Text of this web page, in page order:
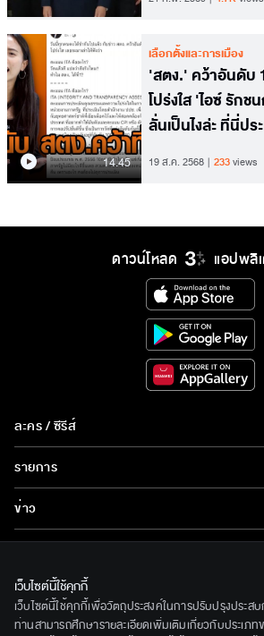
14.45
เลือกตั้งและการเมือง
'สตง.' คว้าอันดับ
โปร่งใส 'ไอซ์ รัก
ลั่นเป็นไงล่ะ ที่นี่ปร
19 ส.ค. 2568 233views
ดาวน์โหลด แอปพลิ
ละคร / ซีรีส์
ซีรีส์นานาชาติ
การ์ตูน & เกม
รายการ
ข่าว
ข่าวประชาสัมพันธ์
ทีวีออนไลน์
เกี่ยวกับเรา
BEC World
ติดตามเราได้ที่
เว็บไซต์นี้ใช้คุกกี้
เว็บไซต์นี้ใช้คุกกี้เพื่อวัตถุประสงค์ในการปรับปรุงประส
ท่านสามารถศึกษารายละเอียดเพิ่มเติมเกี่ยวกับประเภ